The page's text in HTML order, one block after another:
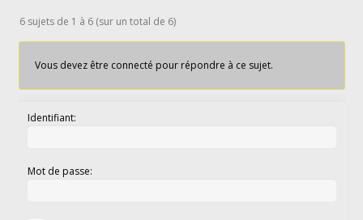
6 sujets de 1 à 6 (sur un total de 6)
Vous devez être connecté pour répondre à ce sujet.
Identifiant:
Mot de passe: